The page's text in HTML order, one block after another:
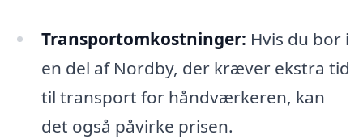
Transportomkostninger: Hvis du bor i
en del af Nordby, der kræver ekstra tid
til transport for håndværkeren, kan
det også påvirke prisen.